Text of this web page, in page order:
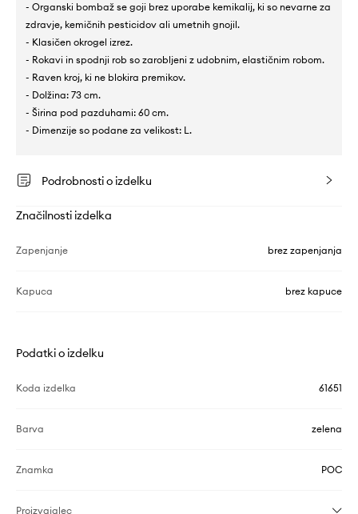
- Organski bombaž se goji brez uporabe kemikalij, ki so nevarne za
zdravje, kemičnih pesticidov ali umetnih gnojil.
- Klasičen okrogel izrez.
- Rokavi in spodnji rob so zarobljeni z udobnim, elastičnim robom.
- Raven kroj, ki ne blokira premikov.
- Dolžina: 73 cm.
- Širina pod pazduhami: 60 cm.
- Dimenzije so podane za velikost: L.
Podrobnosti o izdelku
Značilnosti izdelka
Zapenjanje brez zapenjanja
Kapuca brez kapuce
Podatki o izdelku
Koda izdelka 61651
Barva zelena
Znamka POC
Proizvajalec